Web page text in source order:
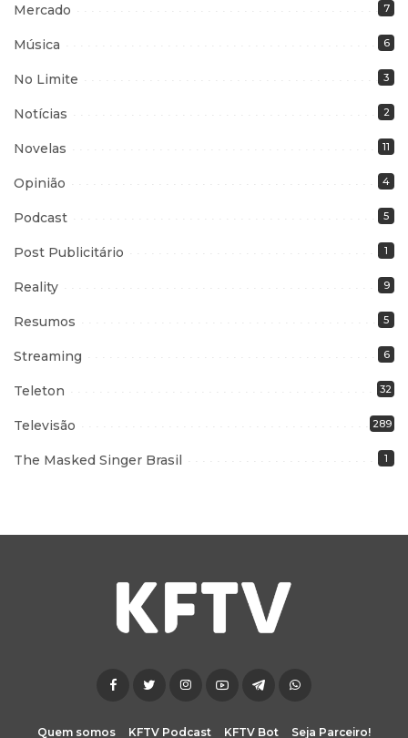
Mercado 7
Música 6
No Limite 3
Notícias 2
Novelas 11
Opinião 4
Podcast 5
Post Publicitário 1
Reality 9
Resumos 5
Streaming 6
Teleton 32
Televisão 289
The Masked Singer Brasil 1
Quem somos KFTV Podcast KFTV Bot Seja Parceiro!